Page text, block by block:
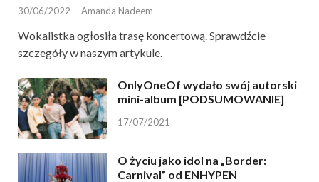
30/06/2022 - Amanda Nadeem
Wokalistka ogłosiła trasę koncertową. Sprawdźcie
szczegóły w naszym artykule.
OnlyOneOf wydało swój autorski
mini-album [PODSUMOWANIE]
17/07/2021
O życiu jako idol na „Border:
Carnival” od ENHYPEN